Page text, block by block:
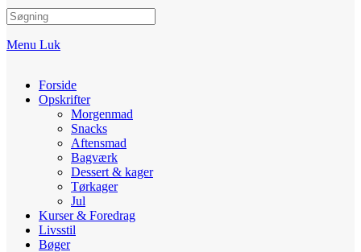
website
search
Menu Luk
Forside
Opskrifter
Morgenmad
Snacks
Aftensmad
Bagværk
Dessert & kager
Tørkager
Jul
Kurser & Foredrag
Livsstil
Bøger